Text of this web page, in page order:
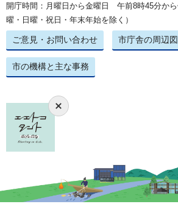
開庁時間：月曜日から金曜日 午前8時45分か
曜・日曜・祝日・年末年始を除く）
ご意見・お問い合わせ 市庁舎の周辺図
市の機構と主な事務